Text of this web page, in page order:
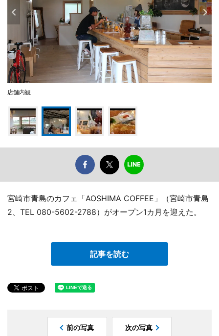
店舗内観
宮崎市青島のカフェ「AOSHIMA COFFEE」（宮崎市青島
2、TEL 080-5602-2788）がオープン1カ月を迎えた。
記事を読む
前の写真 次の写真